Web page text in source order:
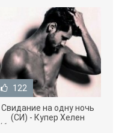
122
Свидание на одну ночь
(СИ) - Купер Хелен
(бесплатные серии книг